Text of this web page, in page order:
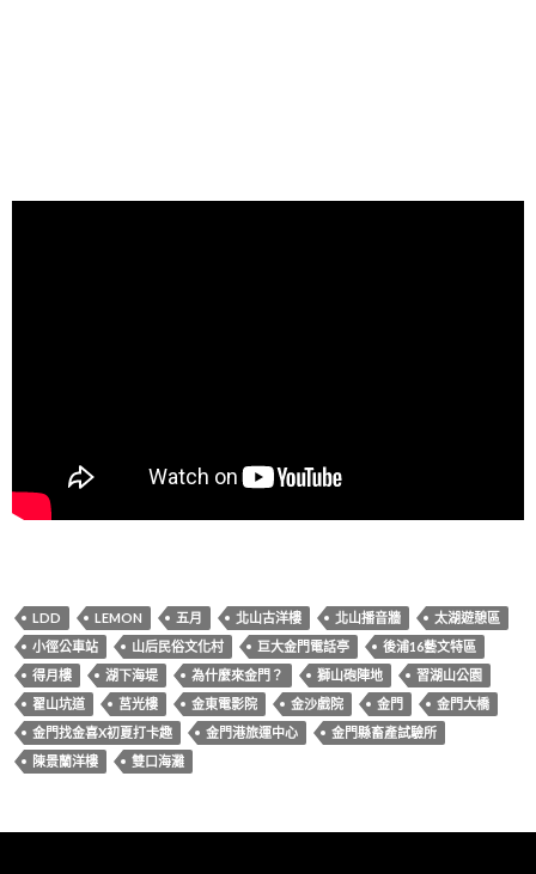
LDD LEMON 五月 北山古洋樓 北山播音牆
太湖遊憩區
小徑公車站
山后民俗文化村 巨大金門電話亭
後浦16藝文特區
得月樓
湖下海堤 為什麼來金門？ 獅山砲陣地
習湖山公園
翟山坑道
莒光樓 金東電影院 金沙戲院 金門
金門大橋
金門找金喜X初夏打卡趣
金門港旅運中心
金門縣畜產試驗所
陳景蘭洋樓
雙口海灘